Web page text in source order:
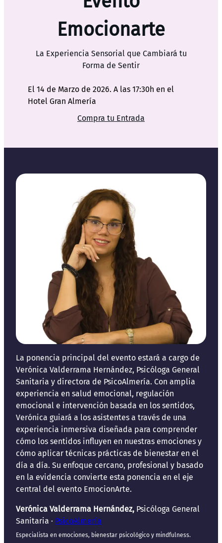
Emocionarte
La Experiencia Sensorial que Cambiará tu
Forma de Sentir
El 14 de Marzo de 2026. A las 17:30h en el
Hotel Gran Almería
Compra tu Entrada
La ponencia principal del evento estará a cargo de
Verónica Valderrama Hernández, Psicóloga General
Sanitaria y directora de PsicoAlmería. Con amplia
experiencia en salud emocional, regulación
emocional e intervención basada en los sentidos,
Verónica guiará a los asistentes a través de una
experiencia inmersiva diseñada para comprender
cómo los sentidos influyen en nuestras emociones y
cómo aplicar técnicas prácticas de bienestar en el
día a día. Su enfoque cercano, profesional y basado
en la evidencia convierte esta ponencia en el eje
central del evento EmocionArte.
Verónica Valderrama Hernández, Psicóloga General
Sanitaria · PsicoAlmería
Especialista en emociones, bienestar psicológico y mindfulness.